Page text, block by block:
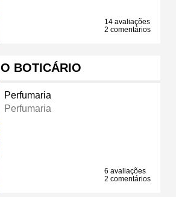
14 avaliações
2 comentários
O BOTICÁRIO
Perfumaria
Perfumaria
6 avaliações
2 comentários